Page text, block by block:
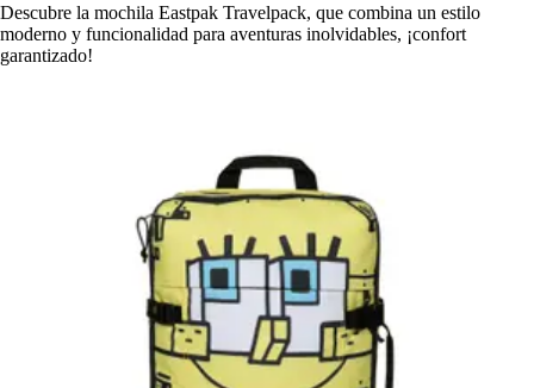
Descubre la mochila Eastpak Travelpack, que combina un estilo
moderno y funcionalidad para aventuras inolvidables, ¡confort
garantizado!